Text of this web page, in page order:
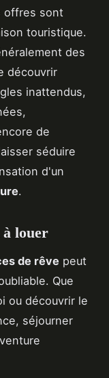
offres sont
touristique.
des
découvrir
inattendus,
de
séduire
d'un
.
à louer
de rêve peut
Que
ou découvrir le
séjourner